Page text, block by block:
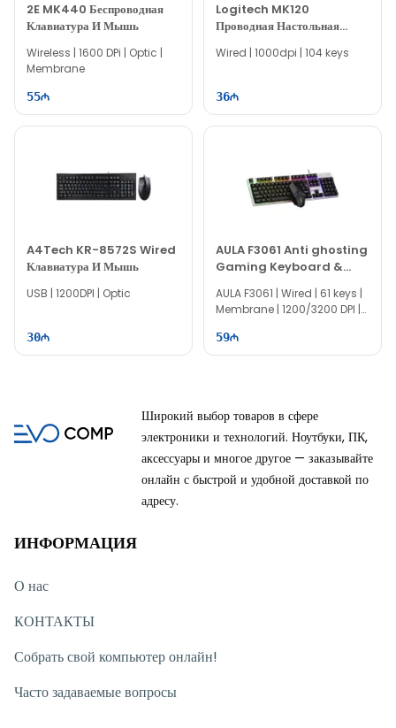
2E MK440 Беспроводная
Клавиатура И Мышь
Wireless | 1600 DPi | Optic |
Membrane
55
Logitech MK120
Проводная Настольная
Клавиатура И Мышь 920-
002561
Wired | 1000dpi | 104 keys
36
A4Tech KR-8572S Wired
Клавиатура И Мышь
USB | 1200DPI | Optic
30
AULA F3061 Anti ghosting
Gaming Keyboard &
Mouse Combo
AULA F3061 | Wired | 61 keys |
Membrane | 1200/3200 DPI |
59
Широкий выбор товаров в сфере
электроники и технологий. Ноутбуки, ПК,
аксессуары и многое другое — заказывайте
онлайн с быстрой и удобной доставкой по
адресу.
ИНФОРМАЦИЯ
О нас
КОНТАКТЫ
Собрать свой компьютер онлайн!
Часто задаваемые вопросы